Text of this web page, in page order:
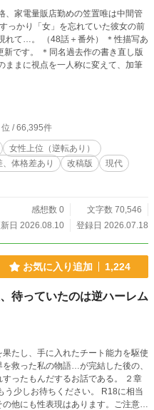
、家電量販店勤めの笠置唯は中間管
かり「女」を忘れていた彼女の前
外） ＊性描写あ
新です。 ＊同名過去作の書き直し版
ままに視点を一人称に変えて、加筆
位 / 66,395件
女性上位（逆転あり）
、体格差あり 改稿版
現代
感想数 0
文字数 70,546
日 2026.08.10
登録日 2026.07.18
お気に入り追加 1,224
待っていたのは逆ハーレム
たし、手に入れたチート能力を駆使
救った私の物語…が完結した後の、
たもんだするお話である。 ２章
待ちください。 R18に相当
他にも性表現はあります。ご注意下